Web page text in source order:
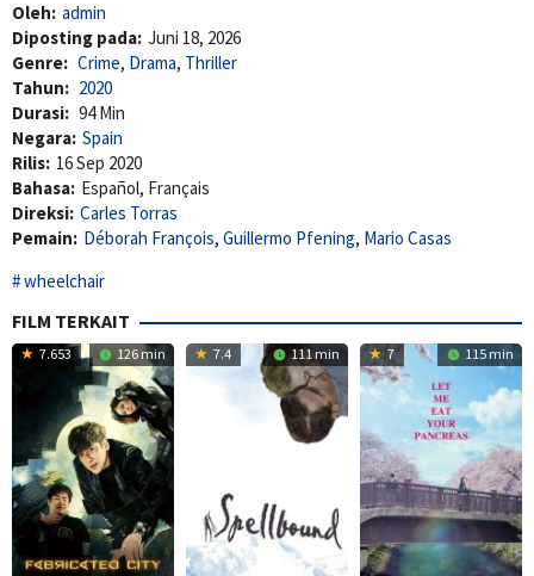
Oleh: admin
Diposting pada: Juni 18, 2026
Genre: Crime, Drama, Thriller
Tahun: 2020
Durasi: 94 Min
Negara: Spain
Rilis: 16 Sep 2020
Bahasa: Español, Français
Direksi: Carles Torras
Pemain: Déborah François, Guillermo Pfening, Mario Casas
wheelchair
FILM TERKAIT
7.653 126 min 7.4 111 min 7 115 min